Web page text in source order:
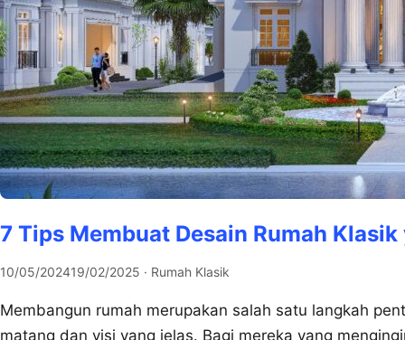
7 Tips Membuat Desain Rumah
10/05/202419/02/2025 · Rumah Klasik
Membangun rumah merupakan salah satu langkah
matang dan visi yang jelas. Bagi mereka yang